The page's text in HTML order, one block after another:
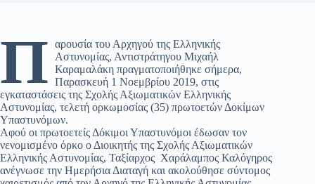
Π αρουσία του Αρχηγού της Ελληνικής
Αστυνομίας, Αντιστράτηγου Μιχαήλ
Καραμαλάκη πραγματοποιήθηκε σήμερα,
Παρασκευή 1 Νοεμβρίου 2019, στις
εγκαταστάσεις της Σχολής Αξιωματικών Ελληνικής
Αστυνομίας, τελετή ορκωμοσίας (35) πρωτοετών Δοκίμων
Υπαστυνόμων.
Αφού οι πρωτοετείς Δόκιμοι Υπαστυνόμοι έδωσαν τον
νενομισμένο όρκο ο Διοικητής της Σχολής Αξιωματικών
Ελληνικής Αστυνομίας, Ταξίαρχος Χαράλαμπος Καλόγηρος
ανέγνωσε την Ημερήσια Διαταγή και ακολούθησε σύντομος